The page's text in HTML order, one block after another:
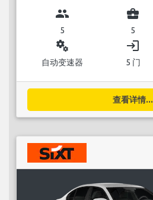
group
5
business_center
5
miscellaneous_services
自动变速器
login
5 门
查看详情...